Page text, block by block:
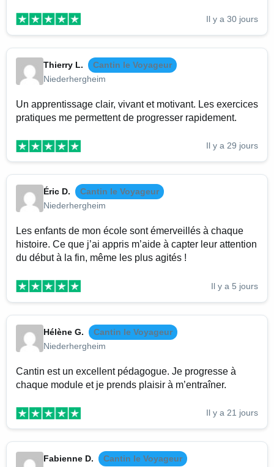
Il y a 30 jours
Thierry L.
Cantin le Voyageur
Niederhergheim
Un apprentissage clair, vivant et motivant. Les exercices
pratiques me permettent de progresser rapidement.
Il y a 29 jours
Éric D.
Cantin le Voyageur
Niederhergheim
Les enfants de mon école sont émerveillés à chaque
histoire. Ce que j’ai appris m’aide à capter leur attention
du début à la fin, même les plus agités !
Il y a 5 jours
Hélène G.
Cantin le Voyageur
Niederhergheim
Cantin est un excellent pédagogue. Je progresse à
chaque module et je prends plaisir à m’entraîner.
Il y a 21 jours
Fabienne D. Cantin le Voyageur